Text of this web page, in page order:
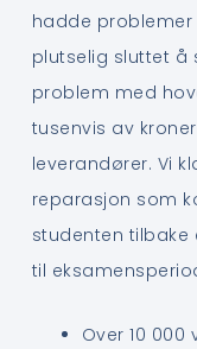
hadde problemer
plutselig sluttet å
problem med
tusenvis av
leverandører. Vi
reparasjon som
studenten tilbake
til
Over 10